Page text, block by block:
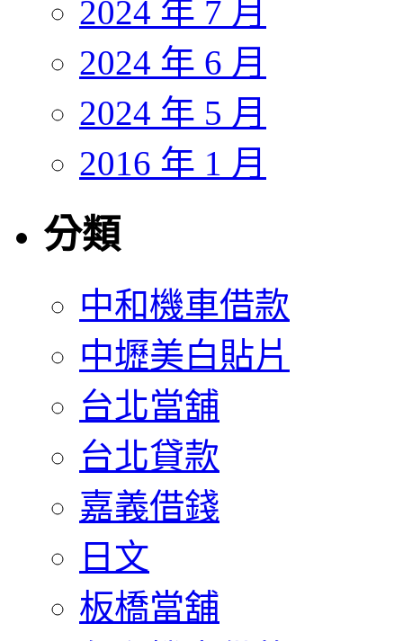
2024 年 7 月
2024 年 6 月
2024 年 5 月
2016 年 1 月
分類
中和機車借款
中壢美白貼片
台北當舖
台北貸款
嘉義借錢
日文
板橋當舖